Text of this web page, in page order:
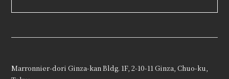
Marronnier-dori Ginza-kan Bldg. 1F, 2-10-11 Ginza, Chuo-ku,